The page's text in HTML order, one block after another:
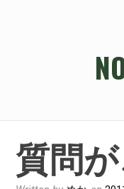
質問